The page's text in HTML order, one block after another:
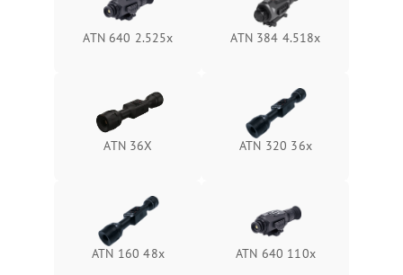
Неисправность системы
защиты от
1500 ₽ Подробнее →
Неисправность системы
защиты от замыкания
Подробнее →
Поломка системы защиты
от перенапряжения
Подробнее →
ATN 640 2.525x ATN 384 4.518x
ATN 36X ATN 320 36x
ATN 160 48x ATN 640 110x